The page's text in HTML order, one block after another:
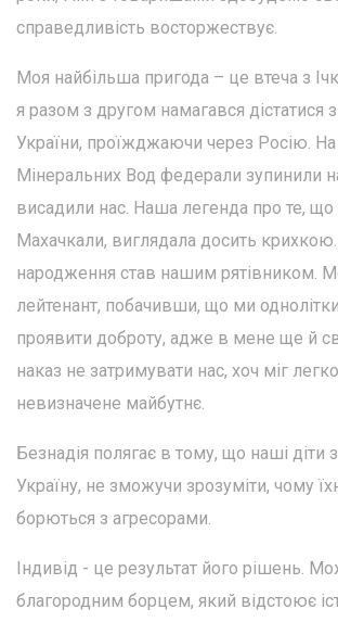
справедливість восторжествує.
Моя найбільша пригода – це втеча з
я разом з другом намагався дістатися
України, проїжджаючи через Росію. На
Мінеральних Вод федерали зупинили
висадили нас. Наша легенда про те,
Махачкали, виглядала досить
народження став нашим рятівником.
лейтенант, побачивши, що ми
проявити доброту, адже в мене ще й
наказ не затримувати нас, хоч міг
невизначене майбутнє.
Безнадія полягає в тому, що наші діти
Україну, не зможучи зрозуміти, чому
борються з агресорами.
Індивід - це результат його рішень.
благородним борцем, який відстоює